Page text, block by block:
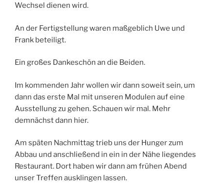
Wechsel dienen wird.
An der Fertigstellung waren maßgeblich Uwe und
Frank beteiligt.
Ein großes Dankeschön an die Beiden.
Im kommenden Jahr wollen wir dann soweit sein, um
dann das erste Mal mit unseren Modulen auf eine
Ausstellung zu gehen. Schauen wir mal. Mehr
demnächst dann hier.
Am späten Nachmittag trieb uns der Hunger zum
Abbau und anschließend in ein in der Nähe liegendes
Restaurant. Dort haben wir dann am frühen Abend
unser Treffen ausklingen lassen.